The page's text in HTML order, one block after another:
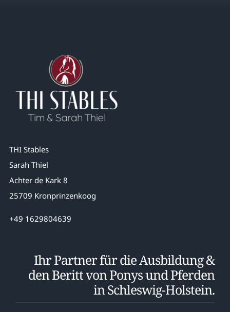
THI Stables
Sarah Thiel
Achter de Kark 8
25709 Kronprinzenkoog
+49 1629804639
Ihr Partner für die Ausbildung &
den Beritt von Ponys und Pferden
in Schleswig-Holstein.